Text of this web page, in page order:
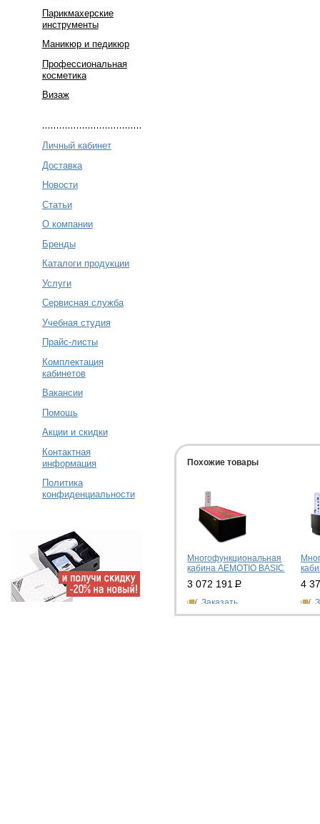
Парикмахерские
инструменты
Маникюр и педикюр
Профессиональная
косметика
Визаж
Личный кабинет
Доставка
Новости
Статьи
О компании
Бренды
Каталоги продукции
Услуги
Сервисная служба
Учебная студия
Прайс-листы
Комплектация
кабинетов
Вакансии
Помощь
Акции и скидки
Контактная
информация
Политика
конфиденциальности
Похожие товары
Многофункциональная
кабина AEMOTIO BASIC
3 072 191 Р
Заказать
4